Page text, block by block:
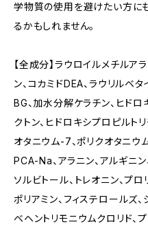
学物質の使用を避けたい方に
るかもしれません。
【全成分】ラウロイルメチルア
ン、コカミドDEA、ラウリルベ
BG、加水分解ケラチン、ヒド
クトン、ヒドロキシプロピルト
オタニウム-7、ポリクオタニウ
PCA-Na、アラニン、アルギニン
ソルビトール、トレオニン、プロ
ポリアミン、フィステロールズ
ベヘントリモニウムクロリド、